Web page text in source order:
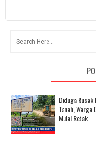
Diduga
Tanah, Warga
Mulai Retak